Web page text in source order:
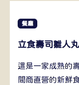
餐廳
立食壽司雛人丸
這是一家成熟的
間商直營的新鮮